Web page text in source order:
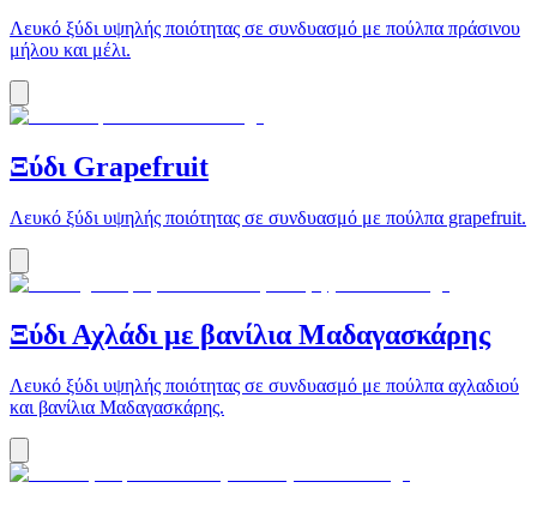
Λευκό ξύδι υψηλής ποιότητας σε συνδυασμό με πούλπα πράσινου
μήλου και μέλι.
Ξύδι Grapefruit
Λευκό ξύδι υψηλής ποιότητας σε συνδυασμό με πούλπα grapefruit.
Ξύδι Αχλάδι με βανίλια Μαδαγασκάρης
Λευκό ξύδι υψηλής ποιότητας σε συνδυασμό με πούλπα αχλαδιού
και βανίλια Μαδαγασκάρης.